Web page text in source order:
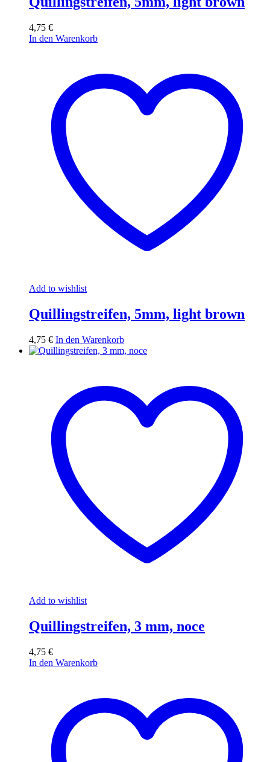
4,75 €
In den Warenkorb
Add to wishlist
Quillingstreifen, 5mm, light brown
4,75 € In den Warenkorb
Add to wishlist
Quillingstreifen, 3 mm, noce
4,75 €
In den Warenkorb